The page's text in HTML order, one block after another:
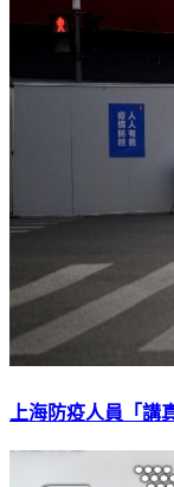
上海防疫人員「